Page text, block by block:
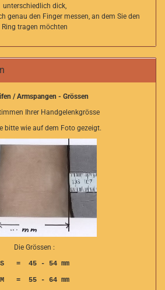
unterschiedlich dick,
genau den Finger messen, an dem Sie den
Ring tragen möchten
/ Armspangen - Grössen
Ihrer Handgelenkgrösse
bitte wie auf dem Foto gezeigt.
Die Grössen :
S = 45 - 54 mm
M = 55 - 64 mm